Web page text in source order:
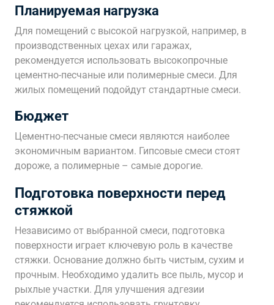
Планируемая нагрузка
Для помещений с высокой нагрузкой, например, в
производственных цехах или гаражах,
рекомендуется использовать высокопрочные
цементно-песчаные или полимерные смеси. Для
жилых помещений подойдут стандартные смеси.
Бюджет
Цементно-песчаные смеси являются наиболее
экономичным вариантом. Гипсовые смеси стоят
дороже, а полимерные – самые дорогие.
Подготовка поверхности перед
стяжкой
Независимо от выбранной смеси, подготовка
поверхности играет ключевую роль в качестве
стяжки. Основание должно быть чистым, сухим и
прочным. Необходимо удалить все пыль, мусор и
рыхлые участки. Для улучшения адгезии